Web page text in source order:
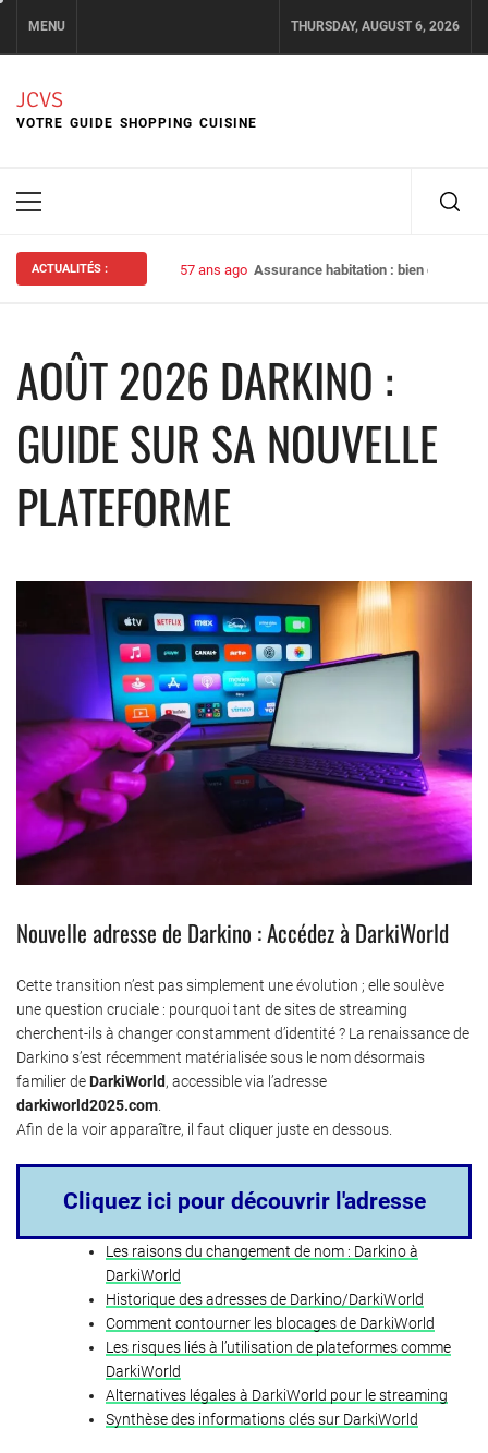
content
MENU THURSDAY, AUGUST 6, 2026
JCVS
VOTRE GUIDE SHOPPING CUISINE
Primary
ACTUALITÉS : 57 ans ago Assurance habitation : bien choisir
AOÛT 2026 DARKINO :
GUIDE SUR SA NOUVELLE
PLATEFORME
Nouvelle adresse de Darkino : Accédez à DarkiWorld
Cette transition n’est pas simplement une évolution ; elle soulève
une question cruciale : pourquoi tant de sites de streaming
cherchent-ils à changer constamment d’identité ? La renaissance de
Darkino s’est récemment matérialisée sous le nom désormais
familier deDarkiWorld, accessible via l’adresse
darkiworld2025.com
Afin de la voir apparaître, il faut cliquer juste en dessous.
Cliquez ici pour découvrir l'adresse
Les raisons du changement de nom : Darkino à
DarkiWorld
Historique des adresses de Darkino/DarkiWorld
Comment contourner les blocages de DarkiWorld
Les risques liés à l’utilisation de plateformes comme
DarkiWorld
Alternatives légales à DarkiWorld pour le streaming
Synthèse des informations clés sur DarkiWorld